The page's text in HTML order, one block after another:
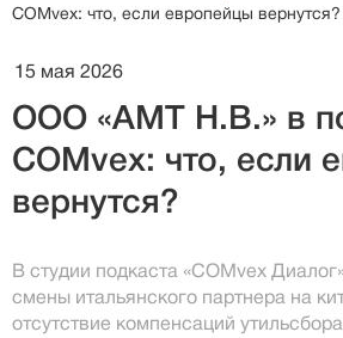
COMvex: что, если европейцы вернутся?
15 мая 2026
ООО «АМТ Н.В.» в
COMvex: что, если
вернутся?
В студии подкаста «COMvex
смены итальянского партнера на
отсутствие компенсаций